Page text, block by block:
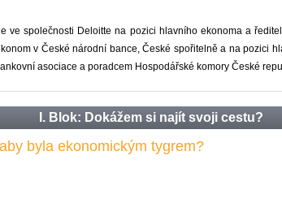
společnosti Deloitte na pozici hlavního ekonoma a
v České národní bance, České spořitelně a na pozici
asociace a poradcem Hospodářské komory České
I. Blok: Dokážem si najít svoji cestu?
byla ekonomickým tygrem?